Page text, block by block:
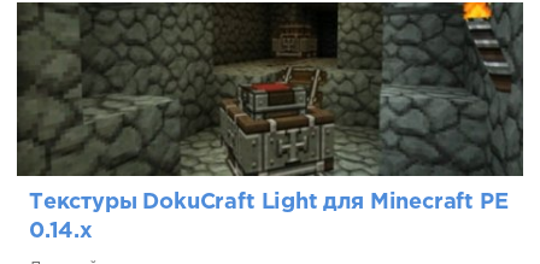
Текстуры DokuCraft Light для Minecraft PE
0.14.х